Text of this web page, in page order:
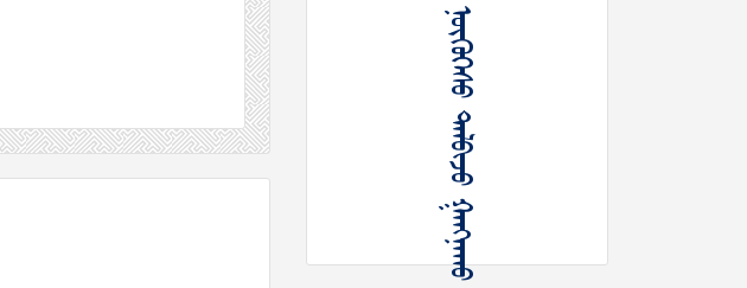
ᠨᠥᠬᠥᠭᠡᠰᠦ ᠲᠠᠯᠪᠢᠵᠤ ᠭᠠᠩᠨᠠᠬᠤ